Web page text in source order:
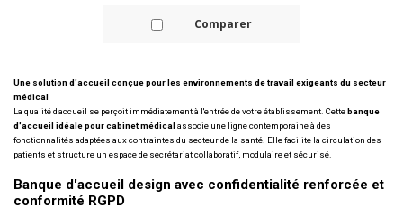
Comparer
Une solution d'accueil conçue pour les environnements de travail exigeants du secteur
médical
La qualité d'accueil se perçoit immédiatement à l'entrée de votre établissement. Cettebanque
d'accueil idéale pour cabinet médical associe une ligne contemporaine à des
fonctionnalités adaptées aux contraintes du secteur de la santé. Elle facilite la circulation des
patients et structure un espace de secrétariat collaboratif, modulaire et sécurisé.
Banque d'accueil design avec confidentialité renforcée et
conformité RGPD